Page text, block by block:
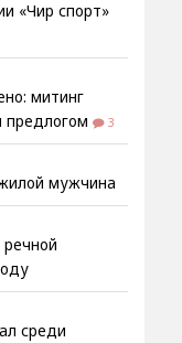
«Чир спорт»
митинг
3
мужчина
среди